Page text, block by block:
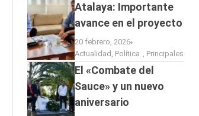
Atalaya: Importante
avance en el proyecto
20 febrero, 2026
Actualidad , Política , Principales
El «Combate del
Sauce» y un nuevo
aniversario